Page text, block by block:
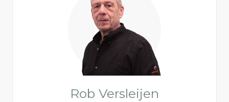
Rob Versleijen